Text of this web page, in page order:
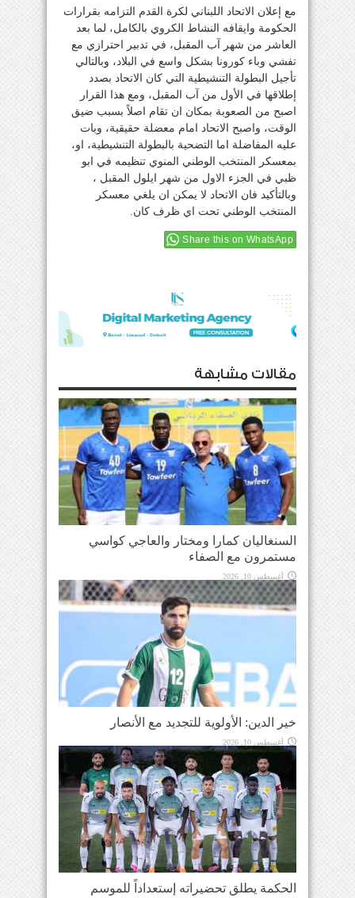
مع إعلان الاتحاد اللبناني لكرة القدم التزامه بقرارات
الحكومة وايقافه النشاط الكروي بالكامل، لما بعد
العاشر من شهر آب المقبل، في تدبير احترازي مع
تفشي وباء كورونا بشكل واسع في البلاد، وبالتالي
تأجيل البطولة التنشيطية التي كان الاتحاد بصدد
إطلاقها في الأول من آب المقبل، ومع هذا القرار
اصبح من الصعوبة بمكان ان تقام اصلاً بسبب ضيق
الوقت، واصبح الاتحاد امام معضلة حقيقية، وبات
عليه المفاضلة اما التضحية بالبطولة التنشيطية، او،
بمعسكر المنتخب الوطني المنوي تنظيمه في ابو
ظبي في الجزء الاول من شهر ايلول المقبل ،
وبالتأكيد فان الاتحاد لا يمكن ان يلغي معسكر
المنتخب الوطني تحت اي ظرف كان.
Share this on WhatsApp
مقالات مشابهة
السنغاليان كمارا ومختار والعاجي كواسي
مستمرون مع الصفاء
أغسطس 10, 2026
خير الدين: الأولوية للتجديد مع الأنصار
أغسطس 10, 2026
الحكمة يطلق تحضيراته إستعداداً للموسم